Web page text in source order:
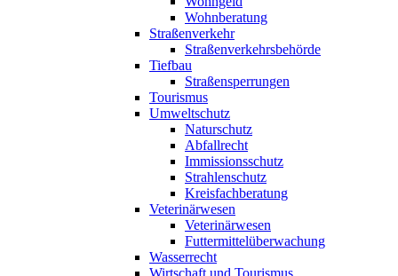
Wohnberatung
Straßenverkehr
Straßenverkehrsbehörde
Tiefbau
Straßensperrungen
Tourismus
Umweltschutz
Naturschutz
Abfallrecht
Immissionsschutz
Strahlenschutz
Kreisfachberatung
Veterinärwesen
Veterinärwesen
Futtermittelüberwachung
Wasserrecht
Wirtschaft und Tourismus